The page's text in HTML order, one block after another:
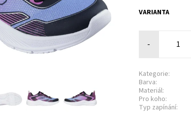
VARIANTA
-
Kategorie:
Barva:
Materiál:
Pro koho:
Typ zapínání: